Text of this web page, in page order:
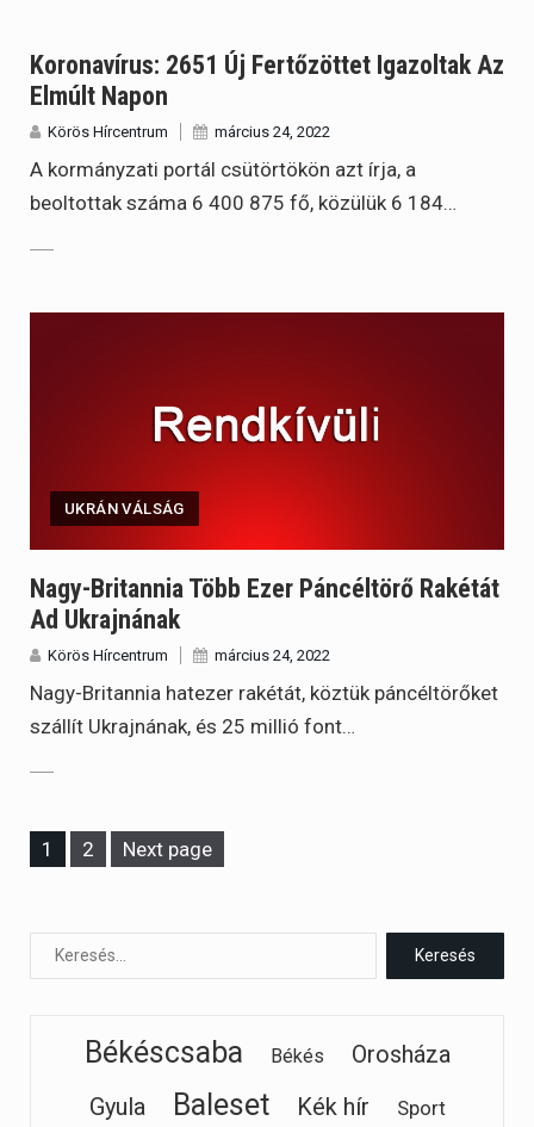
Koronavírus: 2651 Új Fertőzöttet Igazoltak Az
Elmúlt Napon
Körös Hírcentrum március 24, 2022
A kormányzati portál csütörtökön azt írja, a
beoltottak száma 6 400 875 fő, közülük 6 184…
UKRÁN VÁLSÁG
Nagy-Britannia Több Ezer Páncéltörő Rakétát
Ad Ukrajnának
Körös Hírcentrum március 24, 2022
Nagy-Britannia hatezer rakétát, köztük páncéltörőket
szállít Ukrajnának, és 25 millió font…
Page
1 Page
2 Next page
Békéscsaba Békés
Orosháza
Gyula
Baleset Kék hír Sport